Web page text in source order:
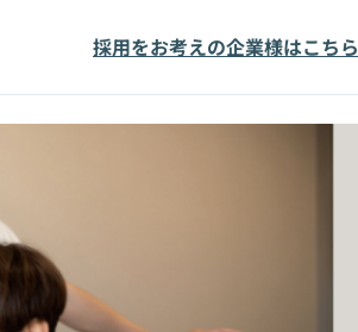
採用をお考えの企業様はこちら